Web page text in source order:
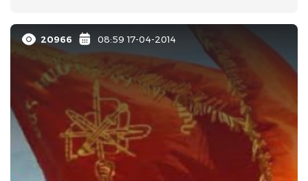
20966 08:59 17-04-2014